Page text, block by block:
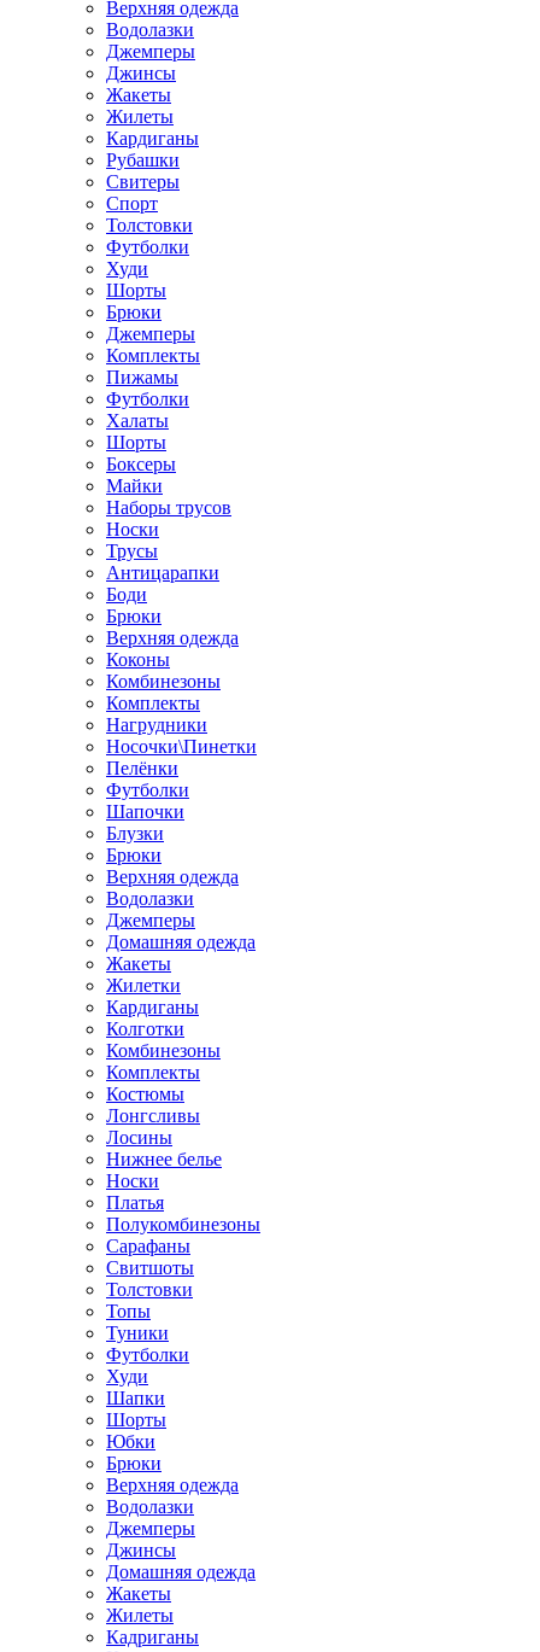
Верхняя одежда
Водолазки
Джемперы
Джинсы
Жакеты
Жилеты
Кардиганы
Рубашки
Свитеры
Спорт
Толстовки
Футболки
Худи
Шорты
Брюки
Джемперы
Комплекты
Пижамы
Футболки
Халаты
Шорты
Боксеры
Майки
Наборы трусов
Носки
Трусы
Антицарапки
Боди
Брюки
Верхняя одежда
Коконы
Комбинезоны
Комплекты
Нагрудники
Носочки\Пинетки
Пелёнки
Футболки
Шапочки
Блузки
Брюки
Верхняя одежда
Водолазки
Джемперы
Домашняя одежда
Жакеты
Жилетки
Кардиганы
Колготки
Комбинезоны
Комплекты
Костюмы
Лонгсливы
Лосины
Нижнее белье
Носки
Платья
Полукомбинезоны
Сарафаны
Свитшоты
Толстовки
Топы
Туники
Футболки
Худи
Шапки
Шорты
Юбки
Брюки
Верхняя одежда
Водолазки
Джемперы
Джинсы
Домашняя одежда
Жакеты
Жилеты
Кадриганы